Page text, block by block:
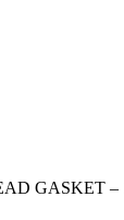
GASKET –